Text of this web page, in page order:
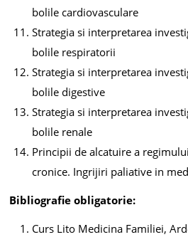
bolile cardiovasculare
Strategia si interpretarea
bolile respiratorii
Strategia si interpretarea
bolile digestive
Strategia si interpretarea
bolile renale
Principii de alcatuire a
cronice. Ingrijiri paliative in
Bibliografie obligatorie:
Curs Lito Medicina Familiei,